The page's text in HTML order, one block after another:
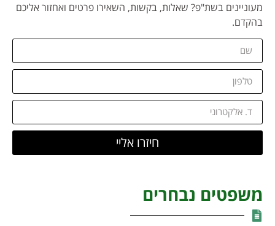
מעוניינים בשת"פ? שאלות, בקשות, השאירו פרטים ואחזור אליכם
בהקדם.
חיזרו אליי
משפטים נבחרים